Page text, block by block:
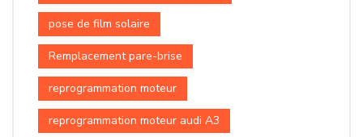
pose de film solaire
Remplacement pare-brise
reprogrammation moteur
reprogrammation moteur audi A3